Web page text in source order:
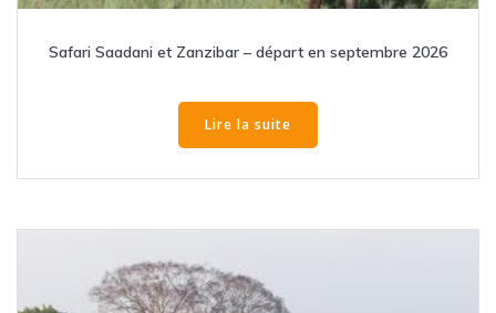
Safari Saadani et Zanzibar – départ en septembre 2026
Lire la suite